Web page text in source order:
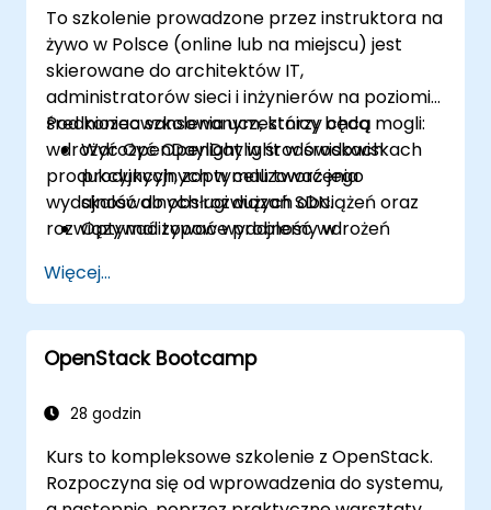
To szkolenie prowadzone przez instruktora na
żywo w Polsce (online lub na miejscu) jest
skierowane do architektów IT,
administratorów sieci i inżynierów na poziomie
średniozaawansowanym, którzy chcą
wdrożyć OpenDaylight w środowiskach
produkcyjnych, zoptymalizować jego
wydajność do obsługi dużych obciążeń oraz
rozwiązywać typowe problemy w
Pod koniec szkolenia uczestnicy będą mogli:
Wdrożyć OpenDaylight w środowiskach
produkcyjnych w celu tworzenia
skalowalnych rozwiązań SDN.
Optymalizować wydajność wdrożeń
wolumenów ruchu.
Diagnozować i rozwiązywać typowe
problemy w wdrożeniach SDN.
Monitorować i utrzymywać środowiska
długoterminowej stabilności.
sprostać rosnącym wymaganiom
sieciowym.
Więcej...
OpenStack Bootcamp
28 godzin
Kurs to kompleksowe szkolenie z OpenStack.
Rozpoczyna się od wprowadzenia do systemu,